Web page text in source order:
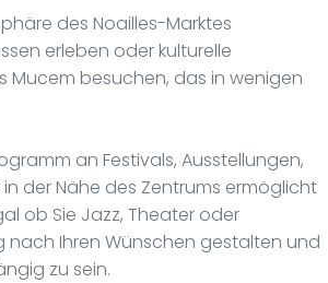
des Noailles-Marktes
erleben oder kulturelle
Mucem besuchen, das in wenigen
an Festivals, Ausstellungen,
der Nähe des Zentrums ermöglicht
ob Sie Jazz, Theater oder
nach Ihren Wünschen gestalten und
zu sein.